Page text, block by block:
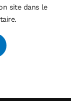
site dans le